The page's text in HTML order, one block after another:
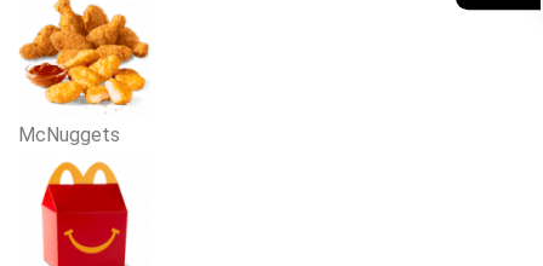
McNuggets